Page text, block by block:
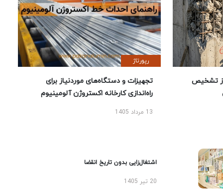
تشخیص
رپورتاژ
تجهیزات و دستگاه‌های موردنیاز برای
راه‌اندازی کارخانه اکستروژن آلومینیوم
13 مرداد 1405
اشتغال‌زایی بدون تاریخ انقضا
20 تیر 1405